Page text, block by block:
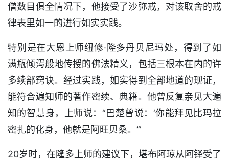
僧数目俱全情况下，他接受了沙弥戒，对该取舍的戒
律表里如一的进行如实实践。
特别是在大恩上师纽修·隆多丹贝尼玛处，得到了如
满瓶倾泻般地传授的佛法精义，包括三根本在内的许
多续部窍诀。经过实践，如实得到全部地道的现证，
能符合遍知师的著作密续、典籍。他曾反复亲见大遍
知的智慧身，上师说：“巴楚曾说：‘你能拜见比玛拉
密扎的化身，他就是阿旺贝桑。’”
20岁时，在隆多上师的建议下，堪布阿琼从阿铎受了